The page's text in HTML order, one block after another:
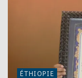
ÉTHIOPIE